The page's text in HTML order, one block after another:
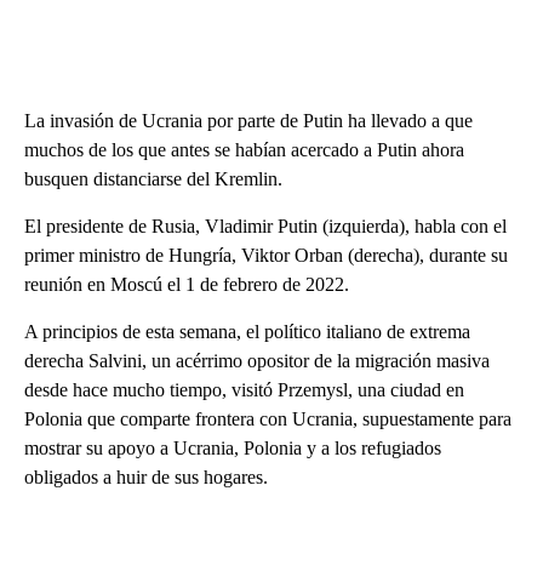
La invasión de Ucrania por parte de Putin ha llevado a que
muchos de los que antes se habían acercado a Putin ahora
busquen distanciarse del Kremlin.
El presidente de Rusia, Vladimir Putin (izquierda), habla con el
primer ministro de Hungría, Viktor Orban (derecha), durante su
reunión en Moscú el 1 de febrero de 2022.
A principios de esta semana, el político italiano de extrema
derecha Salvini, un acérrimo opositor de la migración masiva
desde hace mucho tiempo, visitó Przemysl, una ciudad en
Polonia que comparte frontera con Ucrania, supuestamente para
mostrar su apoyo a Ucrania, Polonia y a los refugiados
obligados a huir de sus hogares.